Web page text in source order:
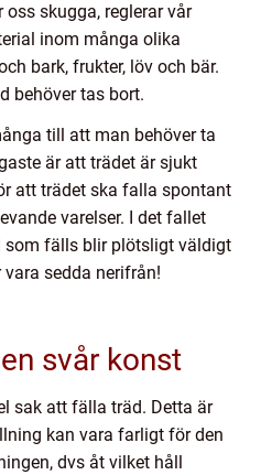
skugga, reglerar vår
inom många olika
bark, frukter, löv och bär.
behöver tas bort.
till att man behöver ta
är att trädet är sjukt
att trädet ska falla spontant
varelser. I det fallet
som fälls blir plötsligt väldigt
sedda nerifrån!
svår konst
sak att fälla träd. Detta är
kan vara farligt för den
dvs åt vilket håll